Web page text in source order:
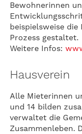
Bewohnerinnen
beispielsweise
Prozess gestaltet.
Weitere Infos:
Hausverein
Alle Mieterinnen
und 14 bilden
verwaltet die
Zusammenleben.